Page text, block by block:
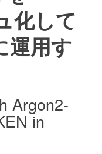
化して
運用す
Argon2-
in